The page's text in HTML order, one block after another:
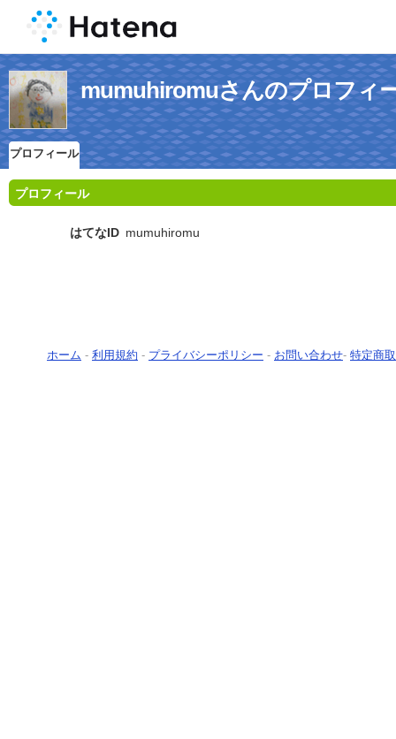
mumuhiromuさんのプロフィ
プロフィール
プロフィール
はてなID mumuhiromu
ホーム - 利用規約 - プライバシーポリシー - お問い合わせ- 特定商